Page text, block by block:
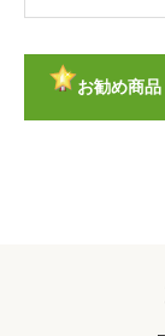
お勧め商品